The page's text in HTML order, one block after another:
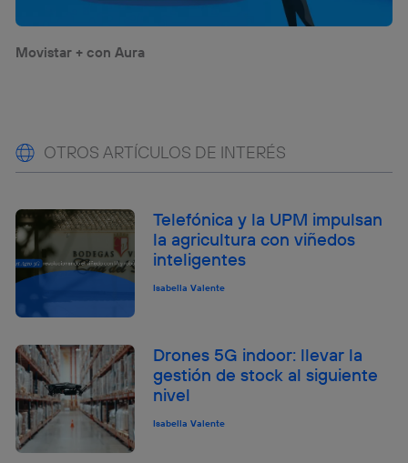
Movistar + con Aura
OTROS ARTÍCULOS DE INTERÉS
Telefónica y la UPM impulsan
la agricultura con viñedos
inteligentes
Isabella Valente
Drones 5G indoor: llevar la
gestión de stock al siguiente
nivel
Isabella Valente